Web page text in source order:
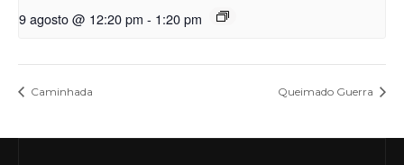
9 agosto @ 12:20 pm - 1:20 pm
Caminhada Queimado Guerra